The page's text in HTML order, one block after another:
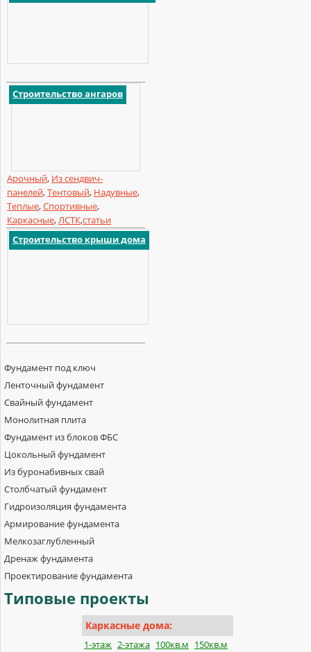
Строительство ангаров
Арочный, Из сендвич-
панелей,Тентовый, Надувные,
Теплые,Спортивные,
Каркасные,ЛСТК,статьи
Строительство крыши дома
Фундамент под ключ
Ленточный фундамент
Свайный фундамент
Монолитная плита
Фундамент из блоков ФБС
Цокольный фундамент
Из буронабивных свай
Столбчатый фундамент
Гидроизоляция фундамента
Армирование фундамента
Мелкозаглубленный
Дренаж фундамента
Проектирование фундамента
Типовые проекты
Каркасные дома:
1-этаж 2-этажа 100кв.м 150кв.м